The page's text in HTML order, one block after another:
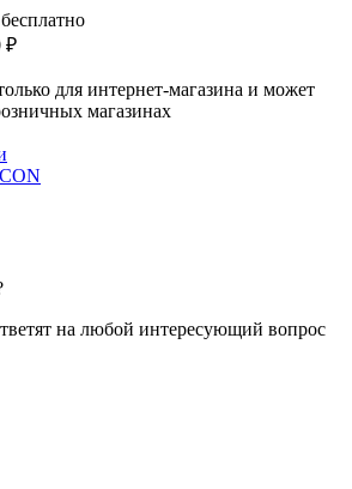
₽
для интернет-магазина и может
магазинах
на любой интересующий вопрос